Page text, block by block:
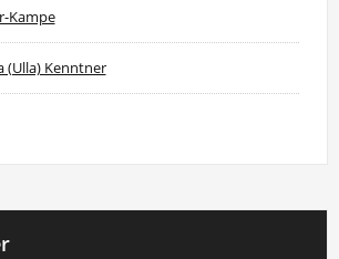
Kampe
(Ulla) Kenntner